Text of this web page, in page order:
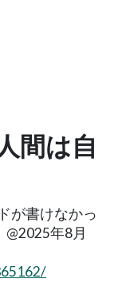
間は自
が書けなかっ
年8月